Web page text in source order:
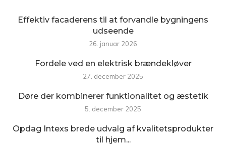
Effektiv facaderens til at forvandle bygningens
udseende
26. januar 2026
Fordele ved en elektrisk brændekløver
27. december 2025
Døre der kombinerer funktionalitet og æstetik
5. december 2025
Opdag Intexs brede udvalg af kvalitetsprodukter
til hjem...